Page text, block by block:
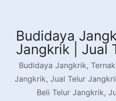
contentBudidaya
Jangkrik | Jual
Budidaya Jangkrik,
Jangkrik, Jual Telur
Beli Telur Jangkrik,